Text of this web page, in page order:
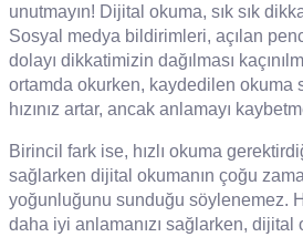
unutmayın! Dijital okuma, sık sık
Sosyal medya bildirimleri, açılan
dolayı dikkatimizin dağılması
ortamda okurken, kaydedilen okuma
hızınız artar, ancak anlamayı
Birincil fark ise, hızlı okuma
sağlarken dijital okumanın çoğu
yoğunluğunu sunduğu söylenemez.
daha iyi anlamanızı sağlarken,